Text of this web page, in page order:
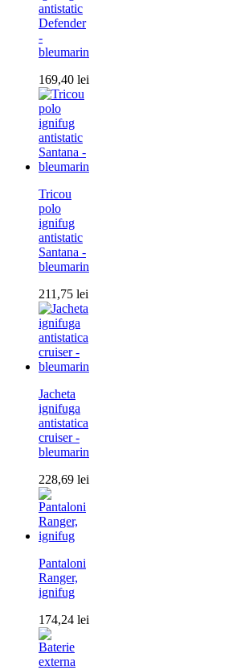
antistatic
Defender
-
bleumarin
169,40 lei
Tricou
polo
ignifug
antistatic
Santana -
bleumarin
211,75 lei
Jacheta
ignifuga
antistatica
cruiser -
bleumarin
228,69 lei
Pantaloni
Ranger,
ignifug
174,24 lei